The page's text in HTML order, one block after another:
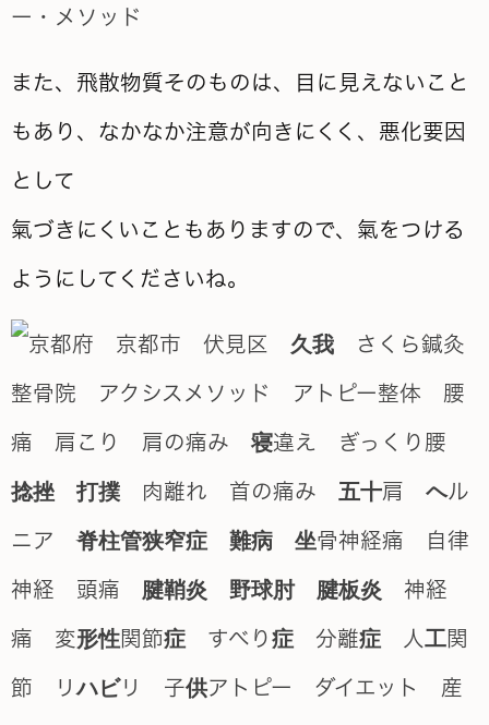
また、飛散物質そのものは、目に見えないこと
もあり、なかなか注意が向きにくく、悪化要因
として
氣づきにくいこともありますので、氣をつける
ようにしてくださいね。